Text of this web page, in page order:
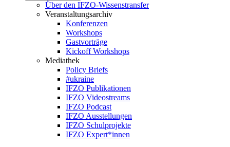
Über den IFZO-Wissenstransfer
Veranstaltungsarchiv
Konferenzen
Workshops
Gastvorträge
Kickoff Workshops
Mediathek
Policy Briefs
#ukraine
IFZO Publikationen
IFZO Videostreams
IFZO Podcast
IFZO Ausstellungen
IFZO Schulprojekte
IFZO Expert*innen